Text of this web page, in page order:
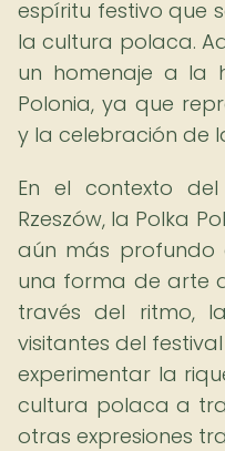
espíritu festivo que
la cultura polaca.
un homenaje a la
Polonia, ya que
y la celebración de
En el contexto
Rzeszów, la Polka
aún más profundo
una forma de arte
través del ritmo,
visitantes del
experimentar la
cultura polaca a
otras expresiones